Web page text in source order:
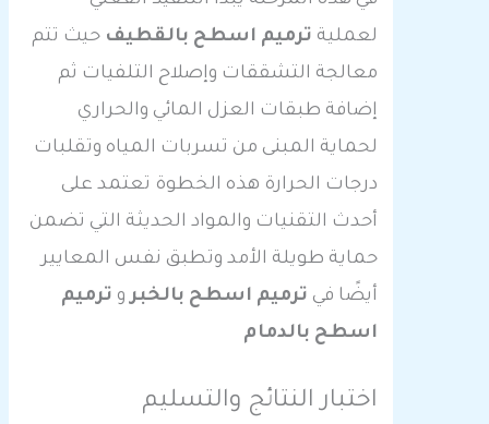
لعمليةترميم اسطح بالقطيفحيث تتم
معالجة التشققات وإصلاح التلفيات ثم
إضافة طبقات العزل المائي والحراري
لحماية المبنى من تسربات المياه وتقلبات
درجات الحرارة هذه الخطوة تعتمد على
أحدث التقنيات والمواد الحديثة التي تضمن
حماية طويلة الأمد وتطبق نفس المعايير
أيضًا فيترميم اسطح بالخبروترميم
اسطح بالدمام
اختبار النتائج والتسليم